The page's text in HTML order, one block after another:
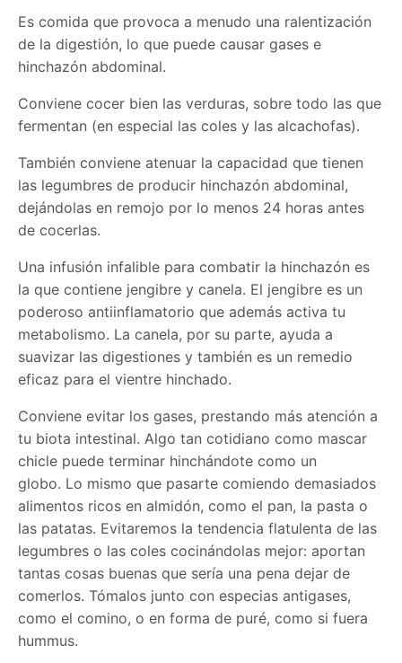
Es comida que provoca a menudo una ralentización
de la digestión, lo que puede causar gases e
hinchazón abdominal.
Conviene cocer bien las verduras, sobre todo las que
fermentan (en especial las coles y las alcachofas).
También conviene atenuar la capacidad que tienen
las legumbres de producir hinchazón abdominal,
dejándolas en remojo por lo menos 24 horas antes
de cocerlas.
Una infusión infalible para combatir la hinchazón es
la que contiene jengibre y canela. El jengibre es un
poderoso antiinflamatorio que además activa tu
metabolismo. La canela, por su parte, ayuda a
suavizar las digestiones y también es un remedio
eficaz para el vientre hinchado.
Conviene evitar los gases, prestando más atención a
tu biota intestinal. Algo tan cotidiano como mascar
chicle puede terminar hinchándote como un
globo. Lo mismo que pasarte comiendo demasiados
alimentos ricos en almidón, como el pan, la pasta o
las patatas. Evitaremos la tendencia flatulenta de las
legumbres o las coles cocinándolas mejor: aportan
tantas cosas buenas que sería una pena dejar de
comerlos. Tómalos junto con especias antigases,
como el comino, o en forma de puré, como si fuera
hummus.